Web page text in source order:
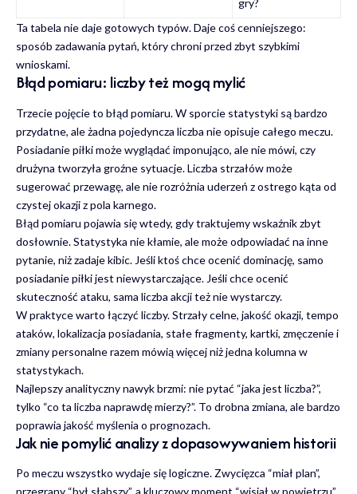
gry?
Ta tabela nie daje gotowych typów. Daje coś cenniejszego:
sposób zadawania pytań, który chroni przed zbyt szybkimi
wnioskami.
Błąd pomiaru: liczby też mogą mylić
Trzecie pojęcie to błąd pomiaru. W sporcie statystyki są bardzo
przydatne, ale żadna pojedyncza liczba nie opisuje całego meczu.
Posiadanie piłki może wyglądać imponująco, ale nie mówi, czy
drużyna tworzyła groźne sytuacje. Liczba strzałów może
sugerować przewagę, ale nie rozróżnia uderzeń z ostrego kąta od
czystej okazji z pola karnego.
Błąd pomiaru pojawia się wtedy, gdy traktujemy wskaźnik zbyt
dosłownie. Statystyka nie kłamie, ale może odpowiadać na inne
pytanie, niż zadaje kibic. Jeśli ktoś chce ocenić dominację, samo
posiadanie piłki jest niewystarczające. Jeśli chce ocenić
skuteczność ataku, sama liczba akcji też nie wystarczy.
W praktyce warto łączyć liczby. Strzały celne, jakość okazji, tempo
ataków, lokalizacja posiadania, stałe fragmenty, kartki, zmęczenie i
zmiany personalne razem mówią więcej niż jedna kolumna w
statystykach.
Najlepszy analityczny nawyk brzmi: nie pytać “jaka jest liczba?”,
tylko “co ta liczba naprawdę mierzy?”. To drobna zmiana, ale bardzo
poprawia jakość myślenia o prognozach.
Jak nie pomylić analizy z dopasowywaniem historii
Po meczu wszystko wydaje się logiczne. Zwycięzca “miał plan”,